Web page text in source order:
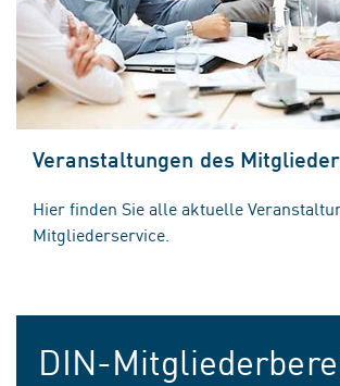
Veranstaltungen des
Hier finden Sie alle aktuelle
Mitgliederservice.
DIN-